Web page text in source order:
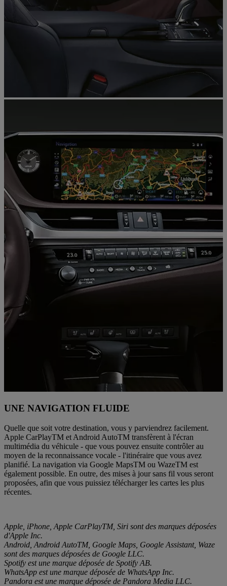
UNE NAVIGATION FLUIDE
Quelle que soit votre destination, vous y parviendrez facilement.
Apple CarPlayTM et Android AutoTM transfèrent à l'écran
multimédia du véhicule - que vous pouvez ensuite contrôler au
moyen de la reconnaissance vocale - l'itinéraire que vous avez
planifié. La navigation via Google MapsTM ou WazeTM est
également possible. En outre, des mises à jour sans fil vous seront
proposées, afin que vous puissiez télécharger les cartes les plus
récentes.
Apple, iPhone, Apple CarPlayTM, Siri sont des marques déposées
d'Apple Inc.
Android, Android AutoTM, Google Maps, Google Assistant, Waze
sont des marques déposées de Google LLC.
Spotify est une marque déposée de Spotify AB.
WhatsApp est une marque déposée de WhatsApp Inc.
Pandora est une marque déposée de Pandora Media LLC.